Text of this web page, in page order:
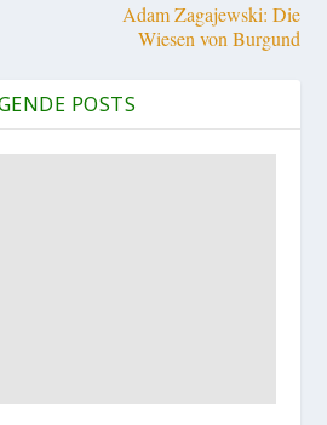
Adam Zagajewski: Die
Wiesen von Burgund
POSTS